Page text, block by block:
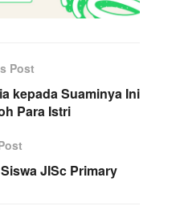
Post
kepada Suaminya Ini
Para Istri
JISc Primary